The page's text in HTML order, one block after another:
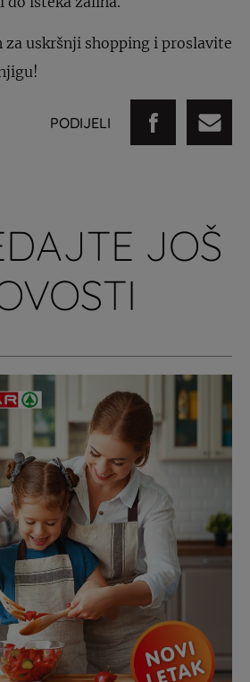
uskršnji shopping i proslavite
PODIJELI
JOŠ